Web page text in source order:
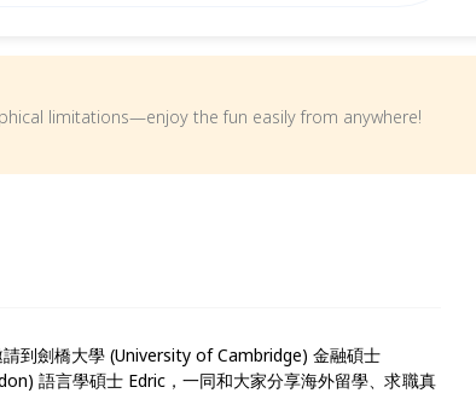
limitations—enjoy the fun easily from anywhere!
到劍橋大學 (University of Cambridge) 金融碩士
語言學碩士 Edric，一同和大家分享海外留學、求職真